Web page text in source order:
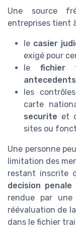
Une source
entreprises tient
le casier
exigé pour
le fichier
antecedents
les
carte
securite et
sites ou
Une personne
limitation des
restant inscrite
decision penale
rendue par une
réévaluation de
dans le fichier